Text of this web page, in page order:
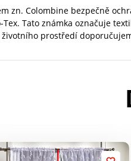
zn. Colombine bezpečně
Tato známka označuje
prostředí